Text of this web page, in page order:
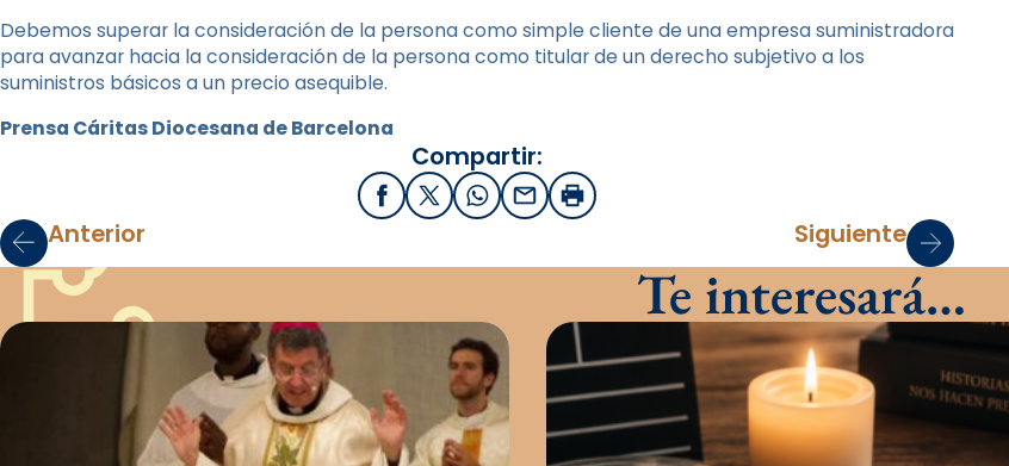
Debemos superar la consideración de la persona como simple cliente de una empresa suministradora
para avanzar hacia la consideración de la persona como titular de un derecho subjetivo a los
suministros básicos a un precio asequible.
Prensa Cáritas Diocesana de Barcelona
Compartir:
FacebookX / Twitter
WhatsApp
EmailImprimir
Anterior Siguiente
Te interesará…